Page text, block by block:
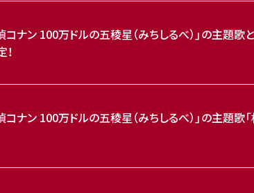
ナン 100万ドルの五稜星（みちしるべ）」の主題
ナン 100万ドルの五稜星（みちしるべ）」の主題歌